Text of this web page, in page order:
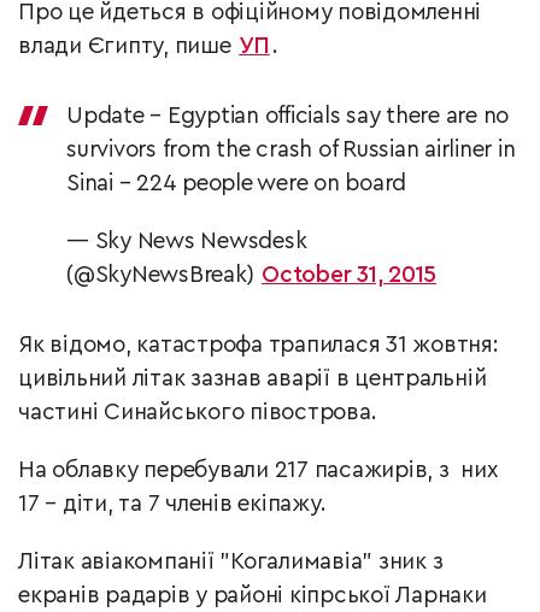
Про це йдеться в офіційному повідомленні
влади Єгипту, пише УП .
Update – Egyptian officials say there are no
survivors from the crash of Russian airliner in
Sinai – 224 people were on board
— Sky News Newsdesk
(@SkyNewsBreak) October 31, 2015
Як відомо, катастрофа трапилася 31 жовтня:
цивільний літак зазнав аварії в центральній
частині Синайського півострова.
На облавку перебували 217 пасажирів, з них
17 – діти, та 7 членів екіпажу.
Літак авіакомпанії "Когалимавіа" зник з
екранів радарів у районі кіпрської Ларнаки